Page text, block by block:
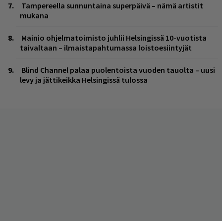
Tampereella sunnuntaina superpäivä – nämä artistit
mukana
Mainio ohjelmatoimisto juhlii Helsingissä 10-vuotista
taivaltaan – ilmaistapahtumassa loistoesiintyjät
Blind Channel palaa puolentoista vuoden tauolta – uusi
levy ja jättikeikka Helsingissä tulossa